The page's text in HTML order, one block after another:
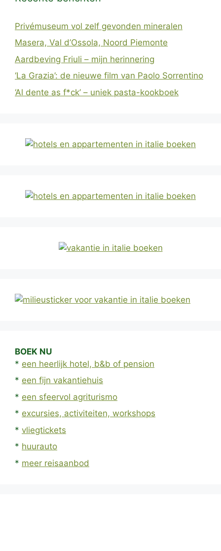
Privémuseum vol zelf gevonden mineralen
Masera, Val d’Ossola, Noord Piemonte
Aardbeving Friuli – mijn herinnering
‘La Grazia’: de nieuwe film van Paolo Sorrentino
‘Al dente as f*ck’ – uniek pasta-kookboek
BOEK NU
* een heerlijk hotel, b&b of pension
* een fijn vakantiehuis
* een sfeervol agriturismo
* excursies, activiteiten, workshops
* vliegtickets
* huurauto
* meer reisaanbod